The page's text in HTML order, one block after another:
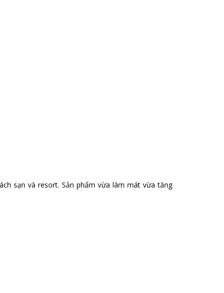
sạn và resort. Sản phẩm vừa làm mát vừa tăng